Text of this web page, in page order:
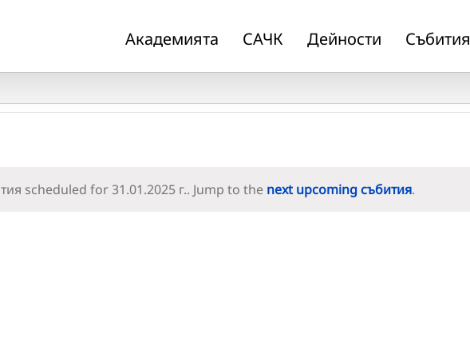
Академията САЧК Дейности Събития
Notice
scheduled for 31.01.2025 г.. Jump to the next upcoming събития.